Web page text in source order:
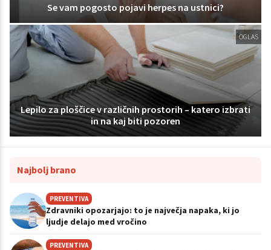
Se vam pogosto pojavi herpes na ustnici?
OGLAS
Lepilo za ploščice v različnih prostorih – katero izbrati
in na kaj biti pozoren
Najbolj brano
PREVENTIVA
Zdravniki opozarjajo: to je največja napaka, ki jo
ljudje delajo med vročino
PREVENTIVA